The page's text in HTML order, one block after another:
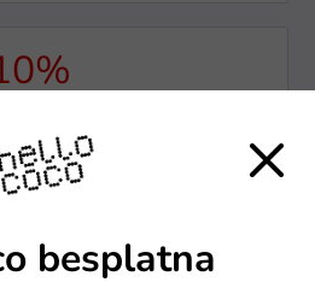
besplatna